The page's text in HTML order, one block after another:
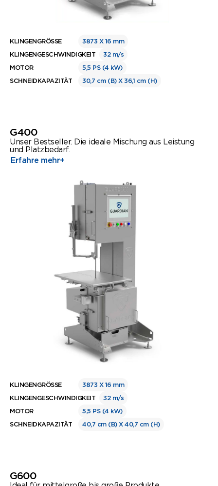
KLINGENGRÖSSE
3873 X 16 mm
KLINGENGESCHWINDIGKEIT
32 m/s
MOTOR
5,5 PS (4 kW)
SCHNEIDKAPAZITÄT
30,7 cm (B) X 36,1 cm (H)
G400
Unser Bestseller. Die ideale Mischung aus Leistung
und Platzbedarf.
Erfahre mehr+
KLINGENGRÖSSE
3873 X 16 mm
KLINGENGESCHWINDIGKEIT
32 m/s
MOTOR
5,5 PS (4 kW)
SCHNEIDKAPAZITÄT
40,7 cm (B) X 40,7 cm (H)
G600